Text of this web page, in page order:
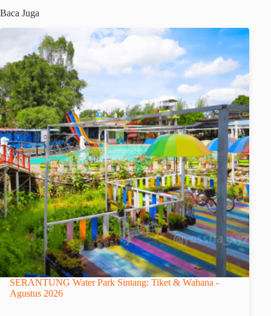
Baca Juga
SERANTUNG Water Park Sintang: Tiket & Wahana -
Agustus 2026